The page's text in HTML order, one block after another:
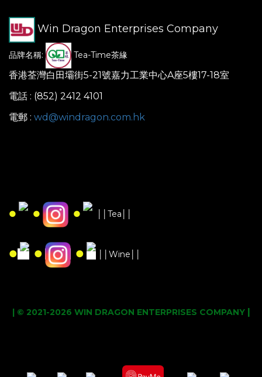
Win Dragon Enterprises Company
品牌名稱: Tea-Time茶緣
香港荃灣白田壩街5-21號嘉力工業中心A座5樓17-18室
電話 : (852) 2412 4101
電郵 : wd@windragon.com.hk
● ● ● ││Tea││
● ● ● ││Wine││
| © 2021-2026 WIN DRAGON ENTERPRISES COMPANY |